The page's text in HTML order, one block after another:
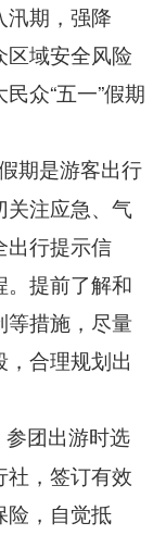
汛期，强降
区域安全风险
众“五一”假期
期是游客出行
关注应急、气
出行提示信
。提前了解和
等措施，尽量
合理规划出
参团出游时选
社，签订有效
险，自觉抵